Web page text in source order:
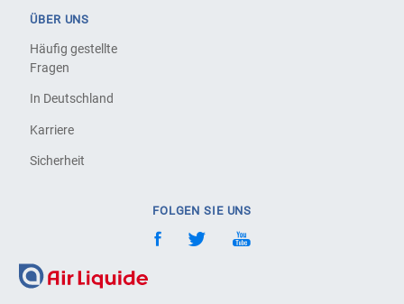
ÜBER UNS
Häufig gestellte
Fragen
In Deutschland
Karriere
Sicherheit
FOLGEN SIE UNS